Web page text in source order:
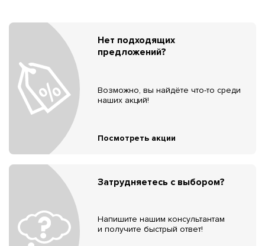
Нет подходящих
предложений?
Возможно, вы найдёте что-то среди
наших акций!
Посмотреть акции
Затрудняетесь с выбором?
Напишите нашим консультантам
и получите быстрый ответ!